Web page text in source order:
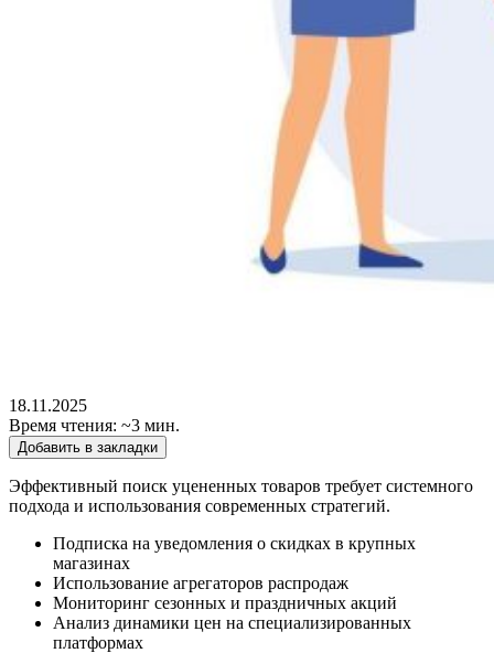
18.11.2025
Время чтения: ~3 мин.
Добавить в закладки
Эффективный поиск уцененных товаров требует системного
подхода и использования современных стратегий.
Подписка на уведомления о скидках в крупных
магазинах
Использование агрегаторов распродаж
Мониторинг сезонных и праздничных акций
Анализ динамики цен на специализированных
платформах